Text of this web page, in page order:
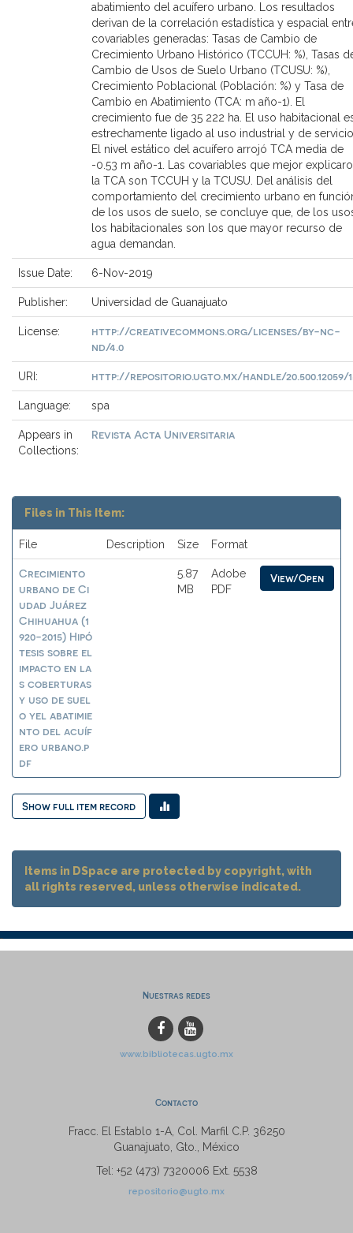
abatimiento del acuífero urbano. Los resultados
derivan de la correlación estadística y espacial
covariables generadas: Tasas de Cambio de
Crecimiento Urbano Histórico (TCCUH: %), Tasas
Cambio de Usos de Suelo Urbano (TCUSU: %),
Crecimiento Poblacional (Población: %) y Tasa de
Cambio en Abatimiento (TCA: m año-1). El
crecimiento fue de 35 222 ha. El uso habitacional
estrechamente ligado al uso industrial y de
El nivel estático del acuífero arrojó TCA media de
-0.53 m año-1. Las covariables que mejor
la TCA son TCCUH y la TCUSU. Del análisis del
comportamiento del crecimiento urbano en
de los usos de suelo, se concluye que, de los
los habitacionales son los que mayor recurso de
agua demandan.
Issue Date: 6-Nov-2019
Publisher: Universidad de Guanajuato
License:
http://creativecommons.org/licenses/by-nc-
nd/4.0
URI: http://repositorio.ugto.mx/handle/20.500.12059/
Language: spa
Appears in
Collections:
Revista Acta Universitaria
Files in This Item:
File Description Size Format
Crecimiento
urbano de Ci
udad Juárez
Chihuahua (1
920-2015) Hipó
tesis sobre el
impacto en la
s coberturas
y uso de suel
o yel abatimie
nto del acuíf
ero urbano.p
df
5.87
MB
Adobe
PDF
View/Open
Show full item record
Items in DSpace are protected by copyright, with
all rights reserved, unless otherwise indicated.
Nuestras redes
www.bibliotecas.ugto.mx
Contacto
Fracc. El Establo 1-A, Col. Marfil C.P. 36250
Guanajuato, Gto., México
Tel: +52 (473) 7320006 Ext. 5538
repositorio@ugto.mx